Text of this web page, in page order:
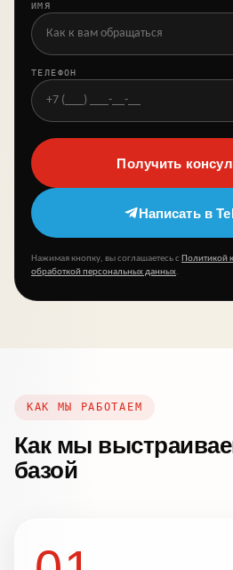
ИМЯ
ТЕЛЕФОН
Получить
Написать в
Нажимая кнопку, вы соглашаетесь с Политикой
обработкой персональных данных.
КАК МЫ РАБОТАЕМ
Как мы
базой